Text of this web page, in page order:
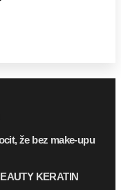
že bez make-upu
KERATIN